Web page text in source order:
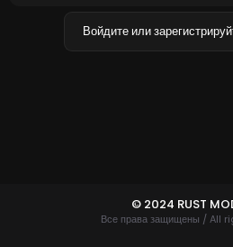
Войдите или
© 2024 RUST
Все права защищены / All